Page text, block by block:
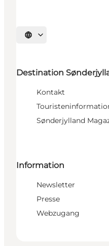
Sprache auswählen
Destination
Kontakt
Sønderjylland
Information
Newsletter
Presse
Webzugang